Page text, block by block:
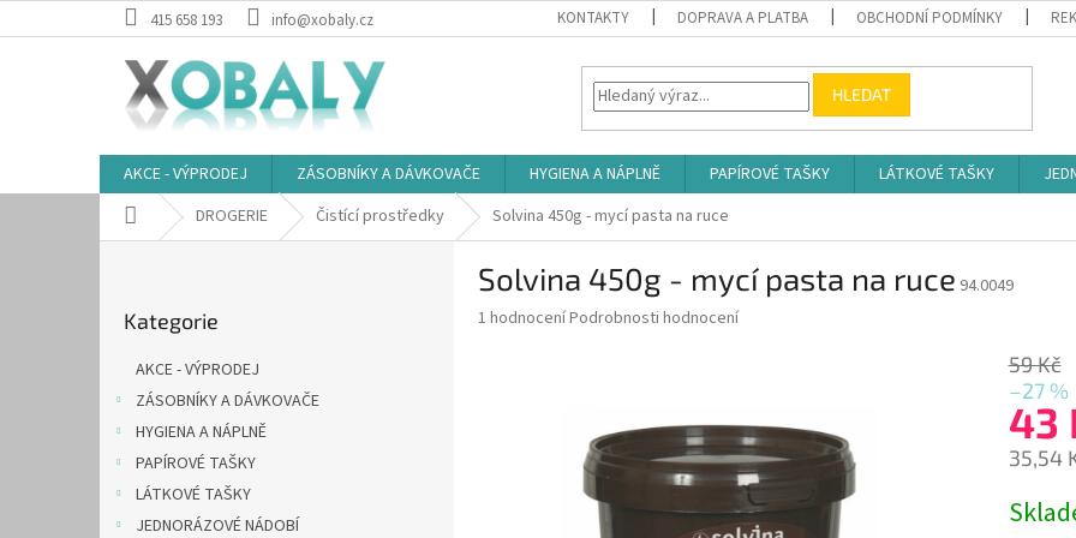
na
415 658 193 info@xobaly.cz KONTAKTY DOPRAVA A PLATBA OBCHODNÍ PODMÍNKY
HLEDAT
AKCE - VÝPRODEJ ZÁSOBNÍKY A DÁVKOVAČE HYGIENA A NÁPLNĚ PAPÍROVÉ TAŠKY LÁTKOVÉ TAŠKY
Domů DROGERIE Čistící prostředky Solvina 450g - mycí pasta na ruce
kategorie
Kategorie
AKCE - VÝPRODEJ
ZÁSOBNÍKY A DÁVKOVAČE
HYGIENA A NÁPLNĚ
PAPÍROVÉ TAŠKY
LÁTKOVÉ TAŠKY
JEDNORÁZOVÉ NÁDOBÍ
Solvina 450g - mycí pasta na ruce 94.0049
Průměrné
1 hodnoceníPodrobnosti hodnocení
59 Kč
–27 %
43
35,54
cena: